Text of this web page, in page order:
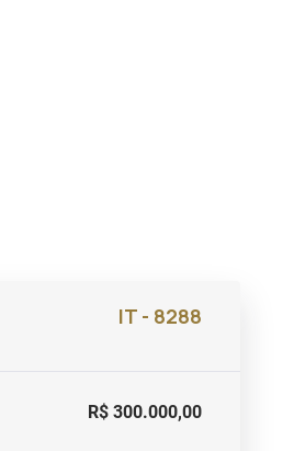
IT - 8288
R$ 300.000,00